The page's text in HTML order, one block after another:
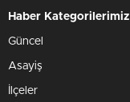
Haber Kategorilerimiz
Güncel
Asayiş
İlçeler